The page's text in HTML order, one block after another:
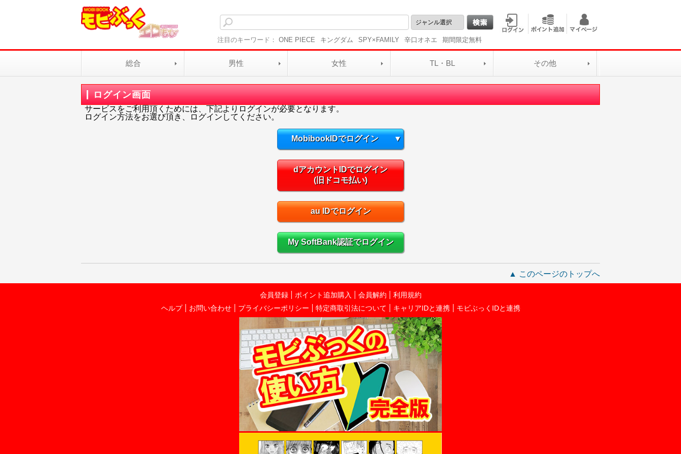
注目のキーワード： ONE PIECE キングダム SPY×FAMILY 辛口オネエ 期間限定無料
総合 男性 女性 TL・BL その他
ログイン画面
サービスをご利用頂くためには、下記よりログインが必要となります。
ログイン方法をお選び頂き、ログインしてください。
MobibookIDでログイン ▼
dアカウントIDでログイン
(旧ドコモ払い)
au IDでログイン
My SoftBank認証でログイン
▲ このページのトップへ
会員登録 ポイント追加購入 会員解約
利用規約
ヘルプ
お問い合わせ プライバシーポリシー 特定商取引法について キャリアIDと連携 モビぶっくIDと連携